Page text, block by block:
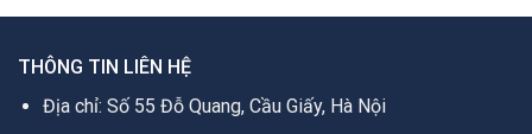
THÔNG TIN LIÊN HỆ
Địa chỉ: Số 55 Đỗ Quang, Cầu Giấy, Hà Nội